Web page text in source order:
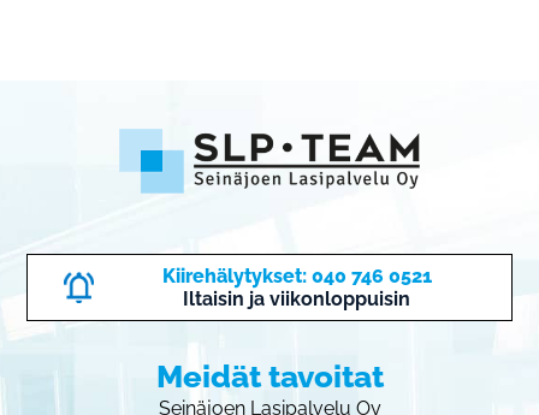
Kiirehälytykset: 040 746 0521
Iltaisin ja viikonloppuisin
Meidät tavoitat
Seinäjoen Lasipalvelu Oy